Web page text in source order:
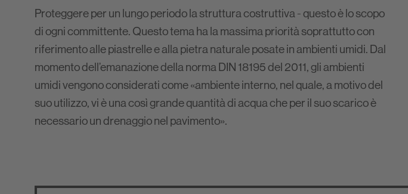
Proteggere per un lungo periodo la struttura costruttiva - questo è lo scopo
di ogni committente. Questo tema ha la massima priorità soprattutto con
riferimento alle piastrelle e alla pietra naturale posate in ambienti umidi. Dal
momento dell’emanazione della norma DIN 18195 del 2011, gli ambienti
umidi vengono considerati come «ambiente interno, nel quale, a motivo del
suo utilizzo, vi è una così grande quantità di acqua che per il suo scarico è
necessario un drenaggio nel pavimento».